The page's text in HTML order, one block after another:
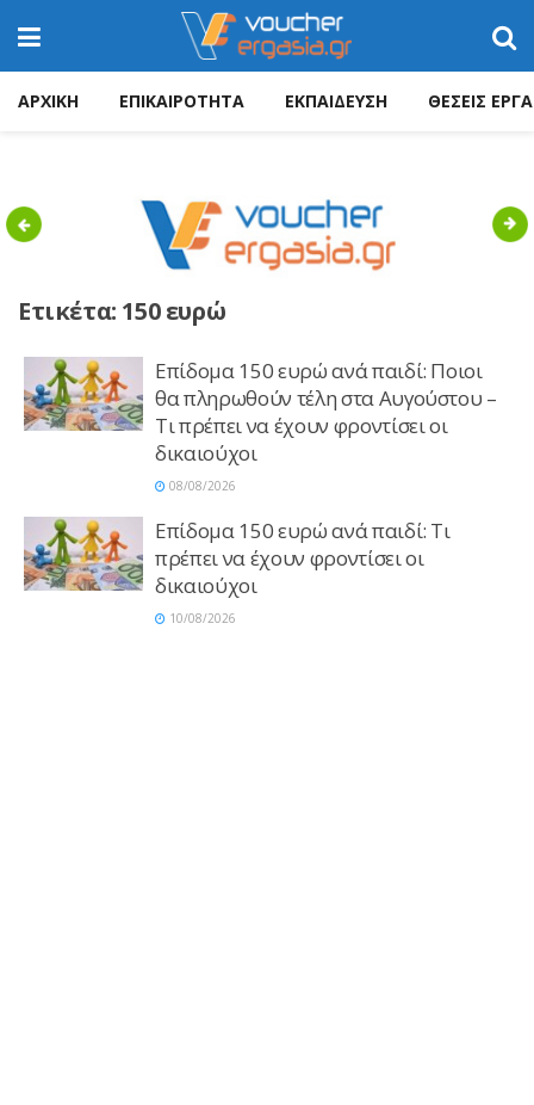
ΑΡΧΙΚΗ ΕΠΙΚΑΙΡΟΤΗΤΑ ΕΚΠΑΙΔΕΥΣΗ ΘΕΣΕΙΣ
Previous
Ετικέτα: 150 ευρώ
Επίδομα 150 ευρώ ανά παιδί: Ποιοι
θα πληρωθούν τέλη στα Αυγούστου –
Τι πρέπει να έχουν φροντίσει οι
δικαιούχοι
08/08/2026
Επίδομα 150 ευρώ ανά παιδί: Τι
πρέπει να έχουν φροντίσει οι
δικαιούχοι
10/08/2026